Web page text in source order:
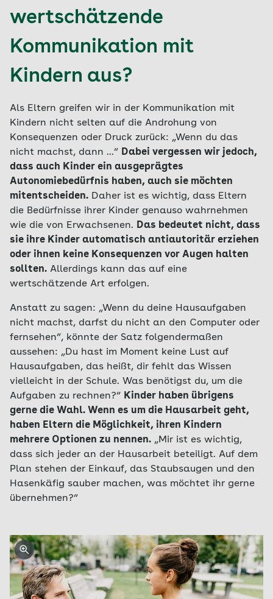
wertschätzende
Kommunikation mit
Kindern aus?
Als Eltern greifen wir in der Kommunikation mit
Kindern nicht selten auf die Androhung von
Konsequenzen oder Druck zurück: „Wenn du das
nicht machst, dann ...“ Dabei vergessen wir jedoch,
dass auch Kinder ein ausgeprägtes
Autonomiebedürfnis haben, auch sie möchten
mitentscheiden. Daher ist es wichtig, dass Eltern
die Bedürfnisse ihrer Kinder genauso wahrnehmen
wie die von Erwachsenen. Das bedeutet nicht, dass
sie ihre Kinder automatisch antiautoritär erziehen
oder ihnen keine Konsequenzen vor Augen halten
sollten. Allerdings kann das auf eine
wertschätzende Art erfolgen.
Anstatt zu sagen: „Wenn du deine Hausaufgaben
nicht machst, darfst du nicht an den Computer oder
fernsehen“, könnte der Satz folgendermaßen
aussehen: „Du hast im Moment keine Lust auf
Hausaufgaben, das heißt, dir fehlt das Wissen
vielleicht in der Schule. Was benötigst du, um die
Aufgaben zu rechnen?“ Kinder haben übrigens
gerne die Wahl. Wenn es um die Hausarbeit geht,
haben Eltern die Möglichkeit, ihren Kindern
mehrere Optionen zu nennen. „Mir ist es wichtig,
dass sich jeder an der Hausarbeit beteiligt. Auf dem
Plan stehen der Einkauf, das Staubsaugen und den
Hasenkäfig sauber machen, was möchtet ihr gerne
übernehmen?“